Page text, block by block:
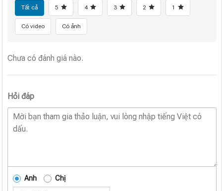
Tất cả 5 4 3 2 1
Có video Có ảnh
Chưa có đánh giá nào.
Hỏi đáp
Anh Chị